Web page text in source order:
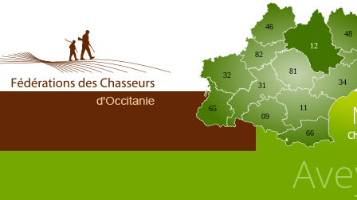
09
12
31
32
34
46
65
66
81
82
11
48